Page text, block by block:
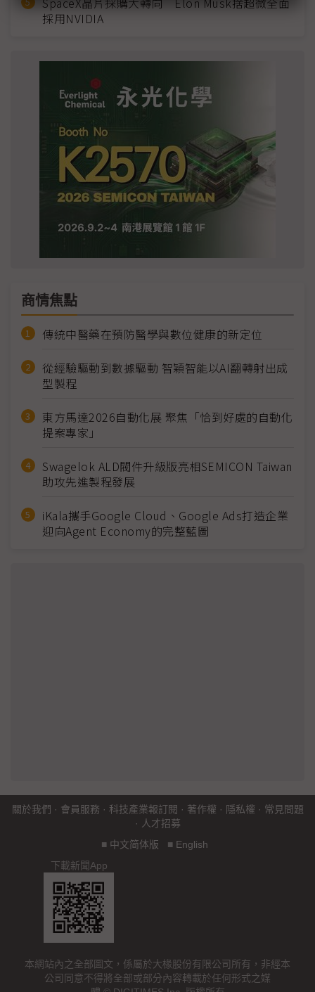
採用NVIDIA
商情焦點
傳統中醫藥在預防醫學與數位健康的新定位
從經驗驅動到數據驅動 智穎智能以AI翻轉射出成
型製程
東方馬達2026自動化展 聚焦「恰到好處的自動化
提案專家」
Swagelok ALD閥件升級版亮相SEMICON Taiwan
助攻先進製程發展
iKala攜手Google Cloud、Google Ads打造企業
迎向Agent Economy的完整藍圖
關於我們 · 會員服務 · 科技產業報訂閱 · 著作權 · 隱私權 · 常見問題
· 人才招募
■ 中文简体版 ■ English
下載新聞App
本網站內之全部圖文，係屬於大椽股份有限公司所有，非經本
公司同意不得將全部或部分內容轉載於任何形式之媒